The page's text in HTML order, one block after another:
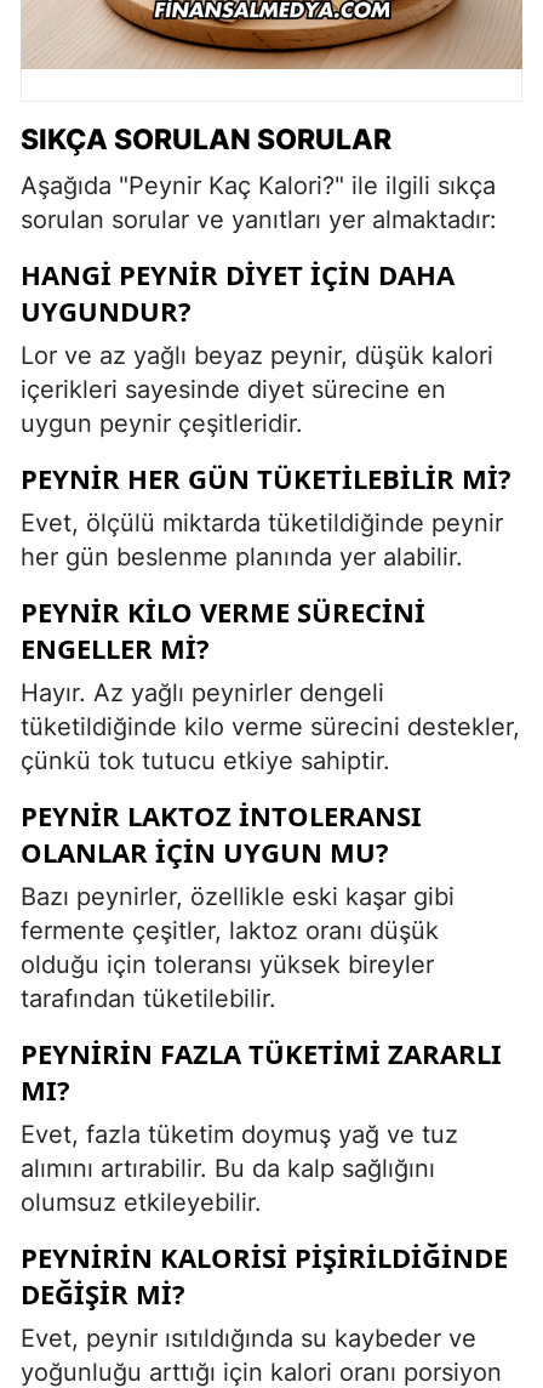
SIKÇA SORULAN SORULAR
Aşağıda "Peynir Kaç Kalori?" ile ilgili sıkça
sorulan sorular ve yanıtları yer almaktadır:
HANGI PEYNIR DIYET İÇIN DAHA
UYGUNDUR?
Lor ve az yağlı beyaz peynir, düşük kalori
içerikleri sayesinde diyet sürecine en
uygun peynir çeşitleridir.
PEYNIR HER GÜN TÜKETILEBILIR MI?
Evet, ölçülü miktarda tüketildiğinde peynir
her gün beslenme planında yer alabilir.
PEYNIR KILO VERME SÜRECINI
ENGELLER MI?
Hayır. Az yağlı peynirler dengeli
tüketildiğinde kilo verme sürecini destekler,
çünkü tok tutucu etkiye sahiptir.
PEYNIR LAKTOZ İNTOLERANSI
OLANLAR İÇIN UYGUN MU?
Bazı peynirler, özellikle eski kaşar gibi
fermente çeşitler, laktoz oranı düşük
olduğu için toleransı yüksek bireyler
tarafından tüketilebilir.
PEYNIRIN FAZLA TÜKETIMI ZARARLI
MI?
Evet, fazla tüketim doymuş yağ ve tuz
alımını artırabilir. Bu da kalp sağlığını
olumsuz etkileyebilir.
PEYNIRIN KALORISI PIŞIRILDIĞINDE
DEĞIŞIR MI?
Evet, peynir ısıtıldığında su kaybeder ve
yoğunluğu arttığı için kalori oranı porsiyon